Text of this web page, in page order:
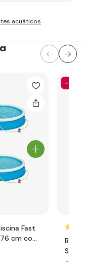
acuáticos
Fast
cm con
-52%
Set